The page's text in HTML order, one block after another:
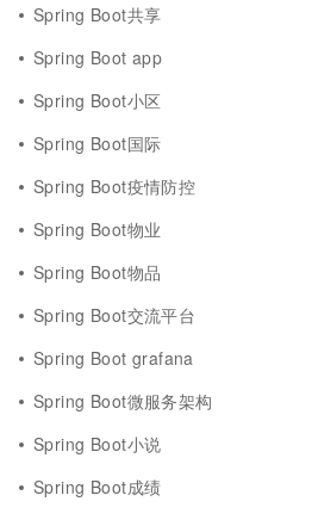
Spring Boot共享
Spring Boot app
Spring Boot小区
Spring Boot国际
Spring Boot疫情防控
Spring Boot物业
Spring Boot物品
Spring Boot交流平台
Spring Boot grafana
Spring Boot微服务架构
Spring Boot小说
Spring Boot成绩